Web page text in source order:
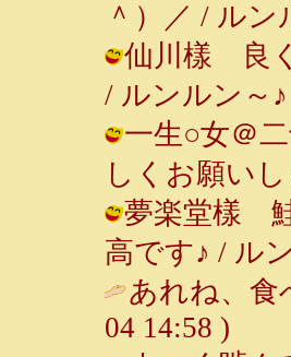
＾）／ / ルン
仙川樣 良
/ ルンルン～♪
一生○女＠
しくお願い
夢楽堂樣
高です♪ / ル
あれね、食
04 14:58 )